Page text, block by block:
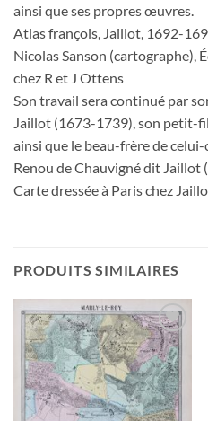
ainsi que ses propres œuvres.
Atlas françois, Jaillot, 1692-
Nicolas Sanson (cartographe),
chez R et J Ottens
Son travail sera continué par
Jaillot (1673-1739), son petit-
ainsi que le beau-frère de
Renou de Chauvigné dit Jaillot
Carte dressée à Paris chez
PRODUITS SIMILAIRES
Ajouter
à la
wishlist